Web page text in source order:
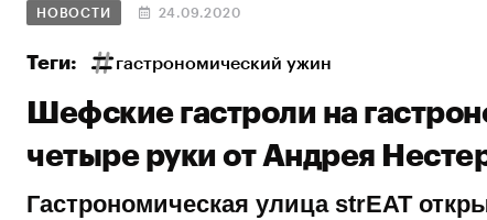
НОВОСТИ 24.09.2020
Теги: гастрономический ужин
Шефские гастроли на
четыре руки от Андрея
Гастрономическая улица strEAT